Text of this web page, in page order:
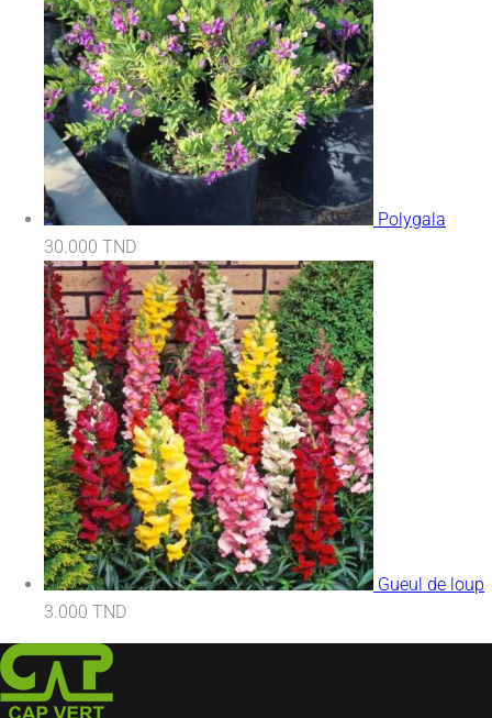
Polygala
30.000 TND
Gueul de loup
3.000 TND